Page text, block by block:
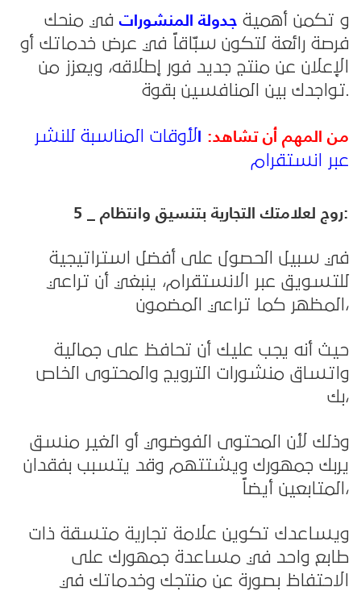
و تكمن أهمية جدولة المنشورات في منحك
فرصة رائعة لتكون سبّاقاً في عرض خدماتك أو
الإعلان عن منتج جديد فور إطلاقه، ويعزز من
تواجدك بين المنافسين بقوة.
من المهم أن تشاهد: الأوقات المناسبة للنشر
عبر انستقرام
5 _ روج لعلامتك التجارية بتنسيق وانتظام:
في سبيل الحصول على أفضل استراتيجية
للتسويق عبر الانستقرام، ينبغي أن تراعي
المظهر كما تراعي المضمون،
حيث أنه يجب عليك أن تحافظ على جمالية
واتساق منشورات الترويج والمحتوى الخاص
بك،
وذلك لأن المحتوى الفوضوي أو الغير منسق
يربك جمهورك ويشتتهم وقد يتسبب بفقدان
المتابعين أيضاً،
ويساعدك تكوين علامة تجارية متسقة ذات
طابع واحد في مساعدة جمهورك على
الاحتفاظ بصورة عن منتجك وخدماتك في